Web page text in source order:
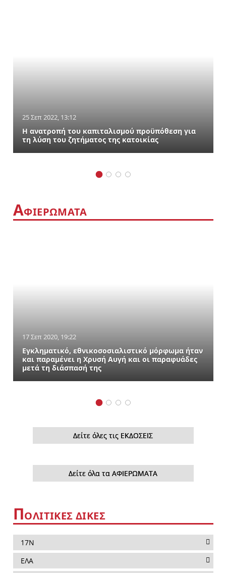
25 Σεπ 2022, 13:12
Η ανατροπή του καπιταλισμού προϋπόθεση για
τη λύση του ζητήματος της κατοικίας
ΑΦΙΕΡΩΜΑΤΑ
17 Σεπ 2020, 19:22
Εγκληματικό, εθνικοσοσιαλιστικό μόρφωμα ήταν
και παραμένει η Χρυσή Αυγή και οι παραφυάδες
μετά τη διάσπασή της
Δείτε όλες τις ΕΚΔΟΣΕΙΣ
Δείτε όλα τα ΑΦΙΕΡΩΜΑΤΑ
ΠΟΛΙΤΙΚΕΣ ΔΙΚΕΣ
17Ν
ΕΛΑ